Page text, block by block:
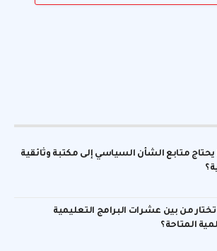
يحتاج متابع الشأن السياسي إلى مكتبة وثائقية
من بين عشرات البرامج التعليمية
المتاحة؟